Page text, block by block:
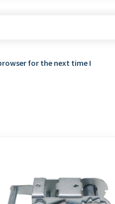
for the next time I